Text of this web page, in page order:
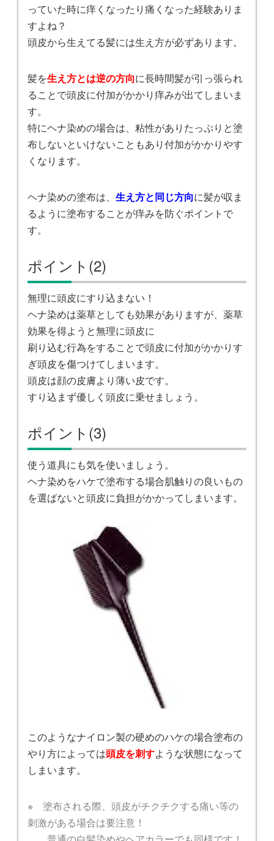
っていた時に痒くなったり痛くなった経験ありま
すよね？
頭皮から生えてる髪には生え方が必ずあります。
髪を生え方とは逆の方向に長時間髪が引っ張られ
ることで頭皮に付加がかかり痒みが出てしまいま
す。
特にヘナ染めの場合は、粘性がありたっぷりと塗
布しないといけないこともあり付加がかかりやす
くなります。
ヘナ染めの塗布は、 生え方と同じ方向に髪が収ま
るように塗布することが痒みを防ぐポイントで
す。
ポイント(2)
無理に頭皮にすり込まない！
ヘナ染めは薬草としても効果がありますが、薬草
効果を得ようと無理に頭皮に
刷り込む行為をすることで頭皮に付加がかかりす
ぎ頭皮を傷つけてしまいます。
頭皮は顔の皮膚より薄い皮です。
すり込まず優しく頭皮に乗せましょう。
ポイント(3)
使う道具にも気を使いましょう。
ヘナ染めをハケで塗布する場合肌触りの良いもの
を選ばないと頭皮に負担がかかってしまいます。
このようなナイロン製の硬めのハケの場合塗布の
やり方によっては頭皮を刺すような状態になって
しまいます。
※ 塗布される際、頭皮がチクチクする痛い等の
刺激がある場合は要注意！